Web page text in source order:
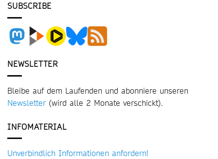
SUBSCRIBE
NEWSLETTER
Bleibe auf dem Laufenden und abonniere unseren
Newsletter (wird alle 2 Monate verschickt).
INFOMATERIAL
Unverbindlich Informationen anfordern!